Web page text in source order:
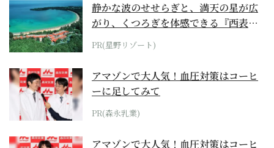
静かな波のせせらぎと、満天の星が広
がり、くつろぎを体感できる『西表島
ホテル by...
PR(星野リゾート)
アマゾンで大人気！血圧対策はコーヒ
ーに足してみて
PR(森永乳業)
アマゾンで大人気！血圧対策はコーヒ